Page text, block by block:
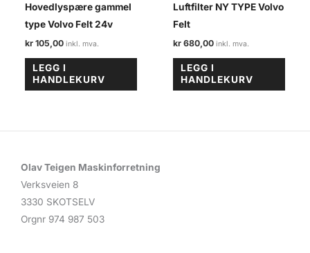
Hovedlyspære gammel
type Volvo Felt 24v
kr 105,00
LEGG I
HANDLEKURV
Luftfilter NY TYPE Volvo
Felt
kr 680,00
LEGG I
HANDLEKURV
Olav Teigen Maskinforretning
Verksveien 8
3330 SKOTSELV
Orgnr 974 987 503